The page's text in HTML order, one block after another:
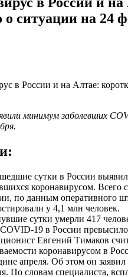
о ситуации на 24
минимум заболевших
сутки в России
коронавирусом. Всего
по данным оперативного
у 4,1 млн человек.
сутки умерли 417
19 в России
Евгений Тимаков
коронавирусом в
апреля. Об этом он
По словам специалиста,